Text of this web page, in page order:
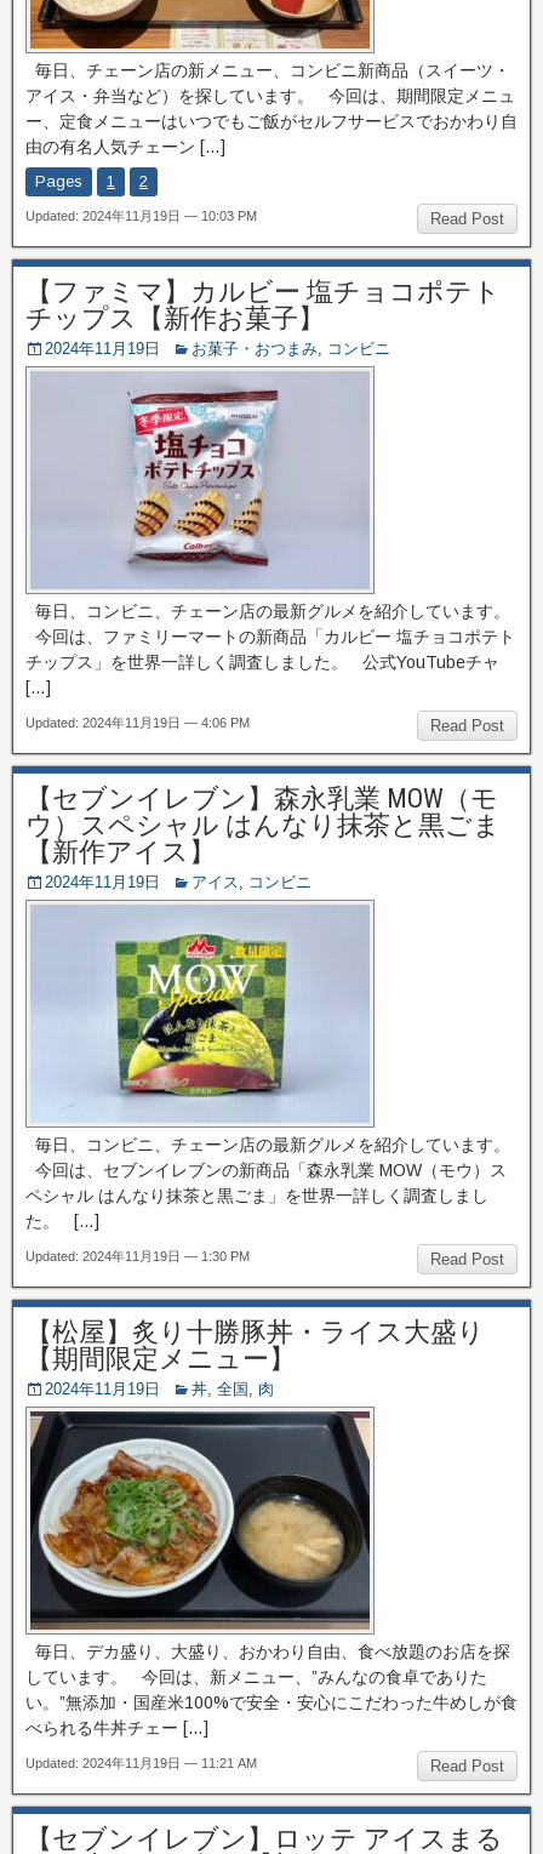
毎日、チェーン店の新メニュー、コンビニ新商品（スイーツ・
アイス・弁当など）を探しています。 今回は、期間限定メニュ
ー、定食メニューはいつでもご飯がセルフサービスでおかわり自
由の有名人気チェーン […]
Pages 1 2
Read Post
Updated: 2024年11月19日 — 10:03 PM
【ファミマ】カルビー 塩チョコポテト
チップス【新作お菓子】
2024年11月19日 お菓子・おつまみ, コンビニ
毎日、コンビニ、チェーン店の最新グルメを紹介しています。
今回は、ファミリーマートの新商品「カルビー 塩チョコポテト
チップス」を世界一詳しく調査しました。 公式YouTubeチャ
[…]
Read Post
Updated: 2024年11月19日 — 4:06 PM
【セブンイレブン】森永乳業 MOW（モ
ウ）スペシャル はんなり抹茶と黒ごま
【新作アイス】
2024年11月19日 アイス, コンビニ
毎日、コンビニ、チェーン店の最新グルメを紹介しています。
今回は、セブンイレブンの新商品「森永乳業 MOW（モウ）ス
ペシャル はんなり抹茶と黒ごま」を世界一詳しく調査しまし
た。 […]
Read Post
Updated: 2024年11月19日 — 1:30 PM
【松屋】炙り十勝豚丼・ライス大盛り
【期間限定メニュー】
2024年11月19日 丼, 全国 , 肉
毎日、デカ盛り、大盛り、おかわり自由、食べ放題のお店を探
しています。 今回は、新メニュー、”みんなの食卓でありた
い。”無添加・国産米100%で安全・安心にこだわった牛めしが食
べられる牛丼チェー […]
Read Post
Updated: 2024年11月19日 — 11:21 AM
【セブンイレブン】ロッテ アイスまる